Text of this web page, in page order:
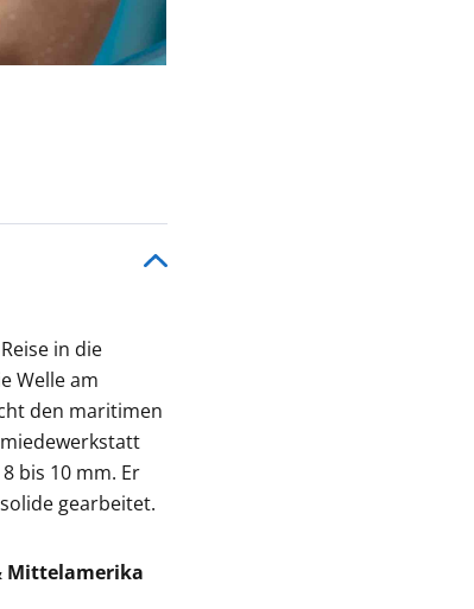
in die
Welle am
den maritimen
bis 10 mm. Er
gearbeitet.
Mittelamerika